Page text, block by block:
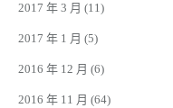
2017 年 3 月 (11)
2017 年 1 月 (5)
2016 年 12 月 (6)
2016 年 11 月 (64)